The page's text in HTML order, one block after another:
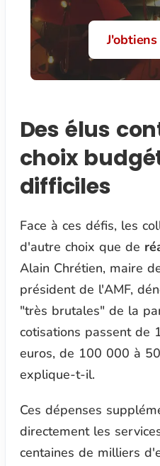
Des élus
choix
difficiles
Face à ces défis, les
d'autre choix que de
Alain Chrétien, maire
président de l'AMF,
"très brutales" de la
cotisations passent de
euros, de 100 000 à
explique-t-il.
Ces dépenses
directement les
centaines de milliers